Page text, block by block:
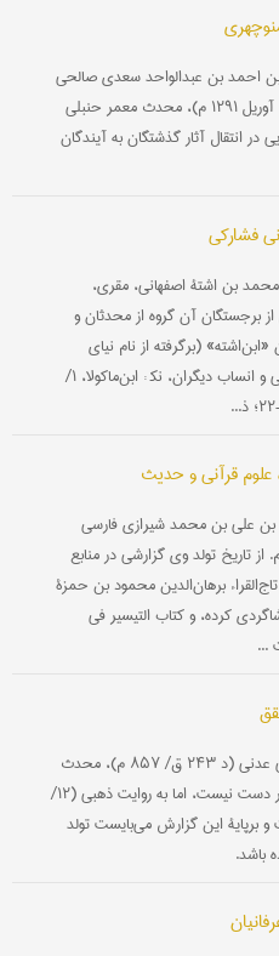
احمد بن عبد‌الواحد سعدی صالحی
(۵۷۵-۲ ربیع‌الآخر ۶۹۰ ق/ ۱۱۸۰-۴ آوریل ۱۲۹۱ م)، محدث معمر حنبلی
انتقال آثار گذشتگان به آیندگان
فشارکی
محمد بن اشتۀ اصفهانی، مقری،
سدۀ ۴ ق/ ۱۰ م. وی از برجستگان آن گروه از محدثان و
(برگرفته از نام نیای
بزرگشان) معروف شده‌اند (برای اسامی و انساب دیگران، نک‍ : ابن‌ماکولا، ۱/
قرآنی و حدیث
بن علی بن محمد شیرازی فارسی
مقری و مفسر سدۀ ۶ ق/ ۱۲ م. از تاریخ تولد وی گزارشی در منابع
برهان‌الدین محمود بن حمزة
(د پس از ۵۰۰ ق) شاگردی کرده، و کتاب التیسیر فی
...
اِبْنِ‌اَبی‌عُمَر، ابو‌عبدالله محمد بن یحیى عدنی (د ۲۴۳ ‌ق/ ۸۵۷ م)، محدث
مکی. گزارشی دربارۀ تاریخ ولادت او در دست نیست، اما به روایت ذهبی (۱۲/
است و بر‌پایۀ این گزارش می‌بایست تولد